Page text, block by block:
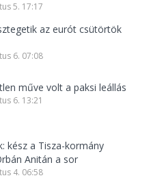
5. 17:17
az eurót csütörtök
6. 07:08
műve volt a paksi leállás
6. 13:21
kész a Tisza-kormány
Anitán a sor
4. 06:58